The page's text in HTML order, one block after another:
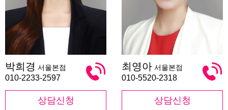
희
경
박희경 서울본점
010-2233-2597
상담신청
영
아
최영아 서울본점
010-5520-2318
상담신청